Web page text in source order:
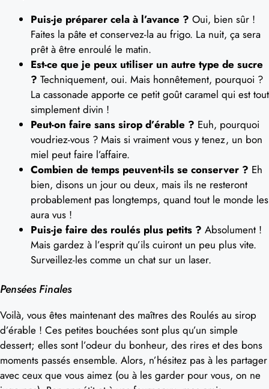
Puis-je préparer cela à l’avance ? Oui, bien sûr !
Faites la pâte et conservez-la au frigo. La nuit, ça sera
prêt à être enroulé le matin.
Est-ce que je peux utiliser un autre type de sucre
? Techniquement, oui. Mais honnêtement, pourquoi ?
La cassonade apporte ce petit goût caramel qui est tout
simplement divin !
Peut-on faire sans sirop d’érable ? Euh, pourquoi
voudriez-vous ? Mais si vraiment vous y tenez, un bon
miel peut faire l’affaire.
Combien de temps peuvent-ils se conserver ? Eh
bien, disons un jour ou deux, mais ils ne resteront
probablement pas longtemps, quand tout le monde les
aura vus !
Puis-je faire des roulés plus petits ? Absolument !
Mais gardez à l’esprit qu’ils cuiront un peu plus vite.
Surveillez-les comme un chat sur un laser.
Pensées Finales
Voilà, vous êtes maintenant des maîtres des Roulés au sirop
d’érable ! Ces petites bouchées sont plus qu’un simple
dessert; elles sont l’odeur du bonheur, des rires et des bons
moments passés ensemble. Alors, n’hésitez pas à les partager
avec ceux que vous aimez (ou à les garder pour vous, on ne